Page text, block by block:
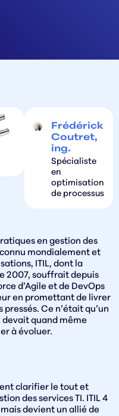
Frédérick
Coutret,
ing.
Spécialiste
en
optimisation
de processus
en gestion des
mondialement et
ITIL, dont la
2007, souffrait depuis
d’Agile et de DevOps
en promettant de livrer
Ce n’était qu’un
devait quand même
à évoluer.
clarifier le tout et
des services TI. ITIL 4
devient un allié de